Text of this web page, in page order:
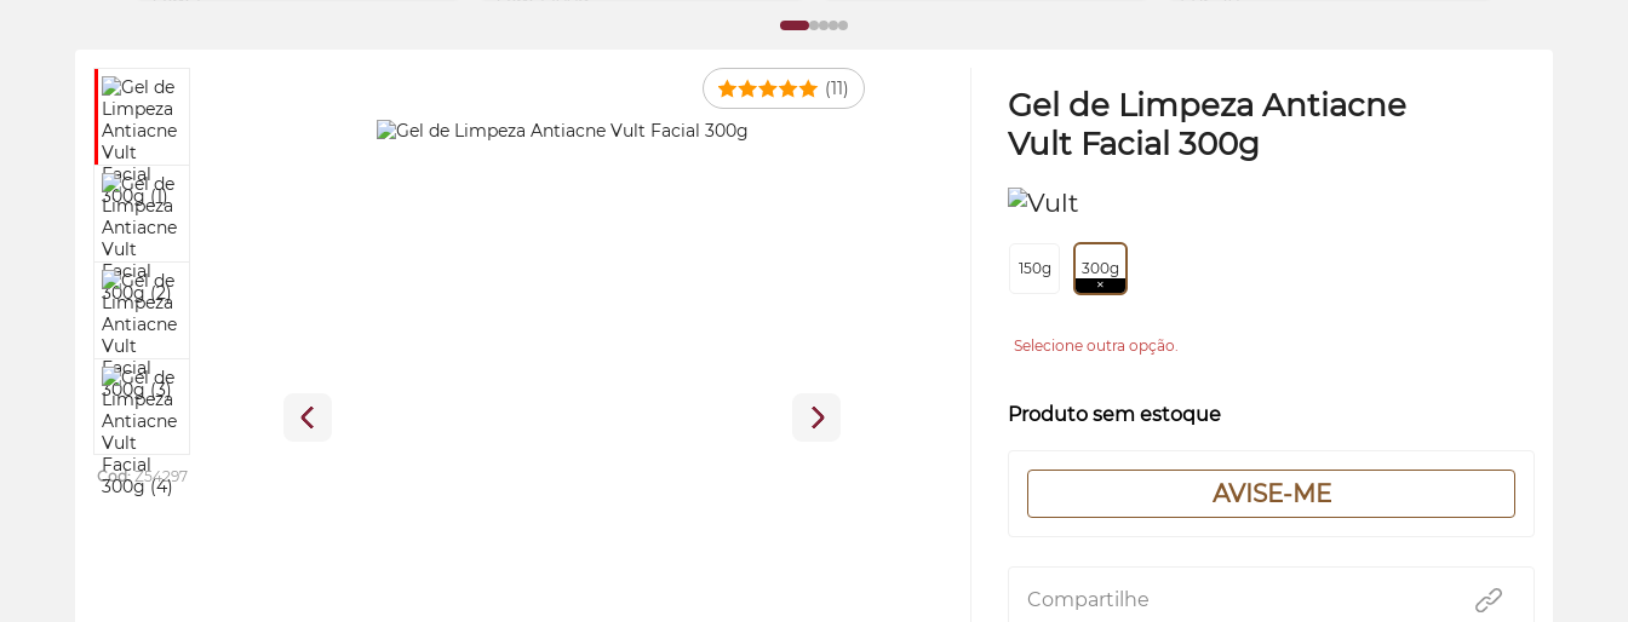
Gel de Limpeza Antiacne
Vult Facial 300g
150g 300g
Selecione outra opção.
Produto sem estoque
AVISE-ME
Compartilhe
(11)
Cod:Z54297